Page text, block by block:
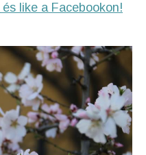
like a Facebookon!